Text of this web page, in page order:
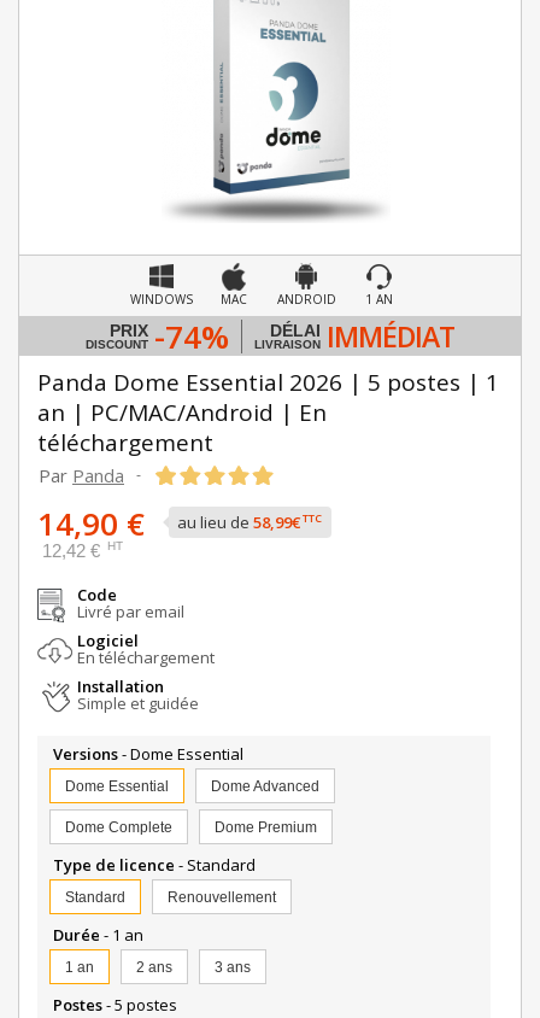
WINDOWS MAC ANDROID 1 AN
PRIX
DISCOUNT -74% DÉLAI
LIVRAISON IMMÉDIAT
Panda Dome Essential 2026 | 5 postes | 1
an | PC/MAC/Android | En
téléchargement
Par Panda -
14,90 € au lieu de 58,99€TTC
12,42 € HT
Code
Livré par email
Logiciel
En téléchargement
Installation
Simple et guidée
Versions- Dome Essential
Dome Essential Dome Advanced
Dome Complete Dome Premium
Type de licence - Standard
Standard Renouvellement
Durée - 1 an
1 an 2 ans 3 ans
Postes- 5 postes